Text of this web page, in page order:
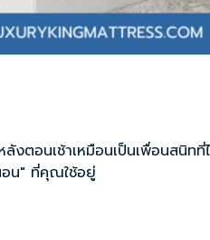
ตอนเช้าเหมือนเป็นเพื่อนสนิ
อน" ที่คุณใช้อยู่